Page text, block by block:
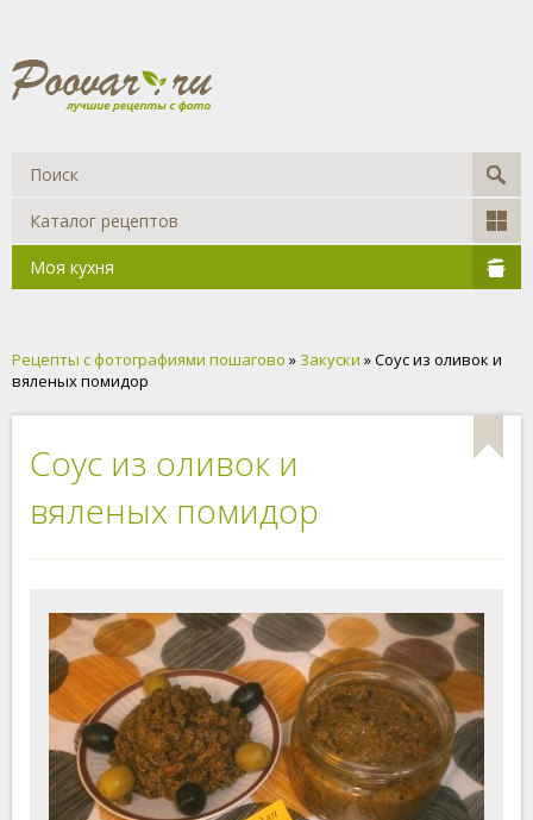
Каталог рецептов
Моя кухня
Рецепты с фотографиями пошагово » Закуски » Соус из оливок и
вяленых помидор
Соус из оливок и
вяленых помидор